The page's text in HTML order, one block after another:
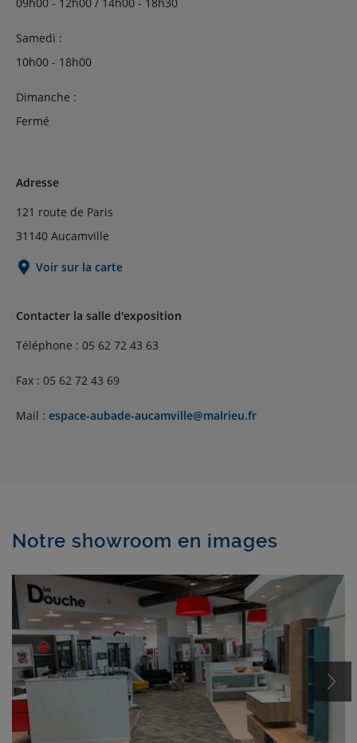
Samedi :
10h00 - 18h00
Dimanche :
Fermé
Adresse
121 route de Paris
31140 Aucamville
Voir sur la carte
Contacter la salle d'exposition
Téléphone : 05 62 72 43 63
Fax : 05 62 72 43 69
Mail : espace-aubade-aucamville@malrieu.fr
Notre showroom en images